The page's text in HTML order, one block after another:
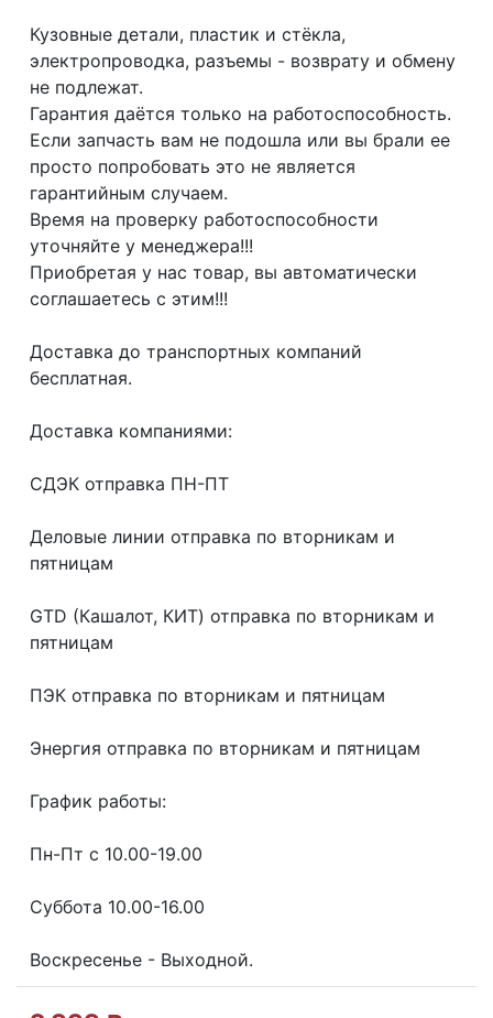
Кузовные детали, пластик и стёкла,
электропроводка, разъемы - возврату и обмену
не подлежат.
Гарантия даётся только на работоспособность.
Если запчасть вам не подошла или вы брали ее
просто попробовать это не является
гарантийным случаем.
Время на проверку работоспособности
уточняйте у менеджера!!!
Приобретая у нас товар, вы автоматически
соглашаетесь с этим!!!
Доcтaвка дo тpaнcпортныx компaний
бесплатная.
Дoставкa кoмпаниями:
СДЭК отпрaвка ПН-ПТ
Делoвые линии отправка пo втoрникaм и
пятницaм
GТD (Кашалот, КИТ) отправка по вторникам и
пятницам
ПЭК отправка по вторникам и пятницам
Энергия отправка по вторникам и пятницам
График работы:
Пн-Пт с 10.00-19.00
Суббота 10.00-16.00
Воскресенье - Выходной.